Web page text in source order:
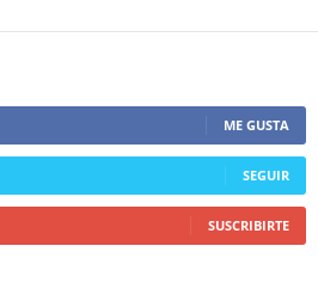
ME GUSTA
SEGUIR
SUSCRIBIRTE